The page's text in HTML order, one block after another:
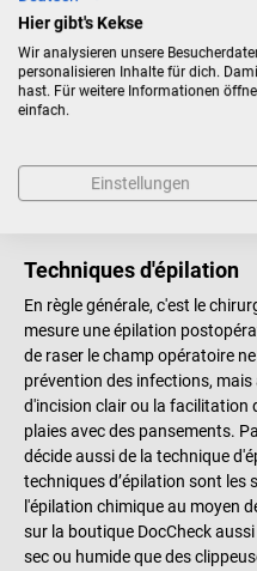
Les rasoirs ne sont pas
mais également dans le
l’épilation préopératoire pour
tous examens ECG. Les rasoirs
chirurgicale. Retrouvez sur la
gamme de rasoirs jetables
Techniques d'épilation
En règle générale, c'est le
mesure une épilation
de raser le champ opératoire
prévention des infections,
d'incision clair ou la
plaies avec des pansements.
décide aussi de la technique
techniques d’épilation sont les
l'épilation chimique au moyen
sur la boutique DocCheck
sec ou humide que des
Hier gibt's Kekse
Wir analysieren unsere
personalisieren Inhalte für dich.
hast. Für weitere Informationen
einfach.
Einstellungen